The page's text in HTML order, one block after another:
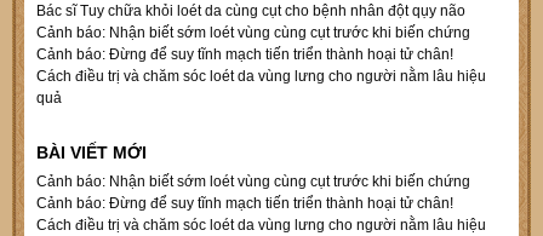
Bác sĩ Tuy chữa khỏi loét da cùng cụt cho bệnh nhân đột qụy não
Cảnh báo: Nhận biết sớm loét vùng cùng cụt trước khi biến chứng
Cảnh báo: Đừng để suy tĩnh mạch tiến triển thành hoại tử chân!
Cách điều trị và chăm sóc loét da vùng lưng cho người nằm lâu hiệu
quả
BÀI VIẾT MỚI
Cảnh báo: Nhận biết sớm loét vùng cùng cụt trước khi biến chứng
Cảnh báo: Đừng để suy tĩnh mạch tiến triển thành hoại tử chân!
Cách điều trị và chăm sóc loét da vùng lưng cho người nằm lâu hiệu